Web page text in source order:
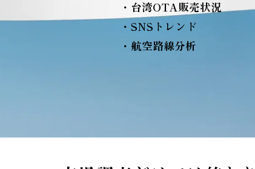
・台湾OTA販売状況
・SNSトレンド
・航空路線分析